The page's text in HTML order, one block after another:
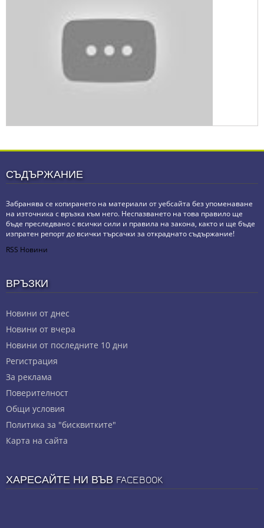
СЪДЪРЖАНИЕ
Забранява се копирането на материали от уебсайта без упоменаване
на източника с връзка към него. Неспазването на това правило ще
бъде преследвано с всички сили и правила на закона, както и ще бъде
изпратен репорт до всички търсачки за откраднато съдържание!
RSS Новини
ВРЪЗКИ
Новини от днес
Новини от вчера
Новини от последните 10 дни
Регистрация
За реклама
Πoвepитeлнocт
Общи условия
Политика за "бисквитките"
Карта на сайта
ХАРЕСАЙТЕ НИ ВЪВ FACEBOOK